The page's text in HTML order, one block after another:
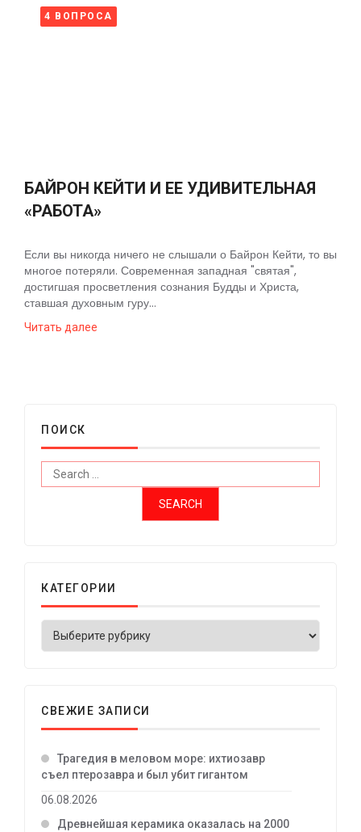
4 ВОПРОСА
БАЙРОН КЕЙТИ И ЕЕ УДИВИТЕЛЬНАЯ
«РАБОТА»
Если вы никогда ничего не слышали о Байрон Кейти, то вы
многое потеряли. Современная западная "святая",
достигшая просветления сознания Будды и Христа,
ставшая духовным гуру...
Читать далее
ПОИСК
КАТЕГОРИИ
СВЕЖИЕ ЗАПИСИ
Трагедия в меловом море: ихтиозавр
съел птерозавра и был убит гигантом
06.08.2026
Древнейшая керамика оказалась на 2000